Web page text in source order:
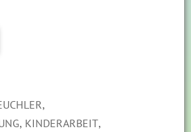
,
, KINDERARBEIT,